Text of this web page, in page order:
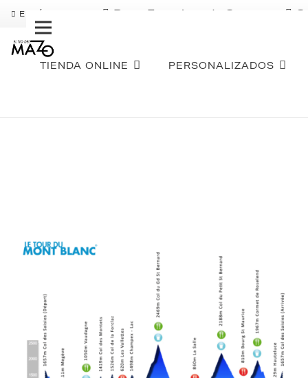
ENVÍO GRATIS Pago Fraccionado Sequra
TIENDA ONLINE PERSONALIZADOS